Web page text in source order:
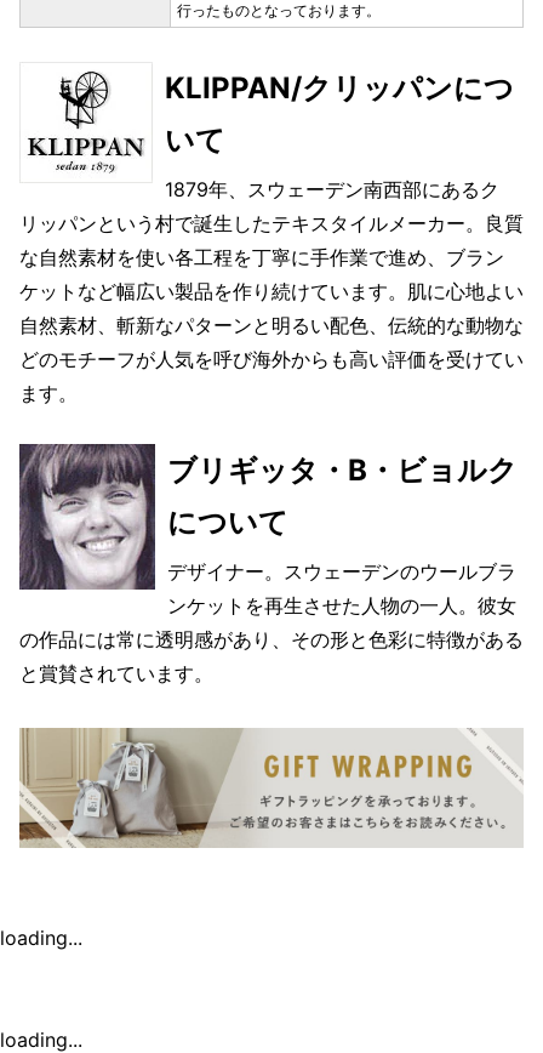
行ったものとなっております。
KLIPPAN/クリッパンにつ
いて
1879年、スウェーデン南西部にあるク
リッパンという村で誕生したテキスタイルメーカー。良質
な自然素材を使い各工程を丁寧に手作業で進め、ブラン
ケットなど幅広い製品を作り続けています。肌に心地よい
自然素材、斬新なパターンと明るい配色、伝統的な動物な
どのモチーフが人気を呼び海外からも高い評価を受けてい
ます。
ブリギッタ・B・ビョルク
について
デザイナー。スウェーデンのウールブラ
ンケットを再生させた人物の一人。彼女
の作品には常に透明感があり、その形と色彩に特徴がある
と賞賛されています。
loading...
loading...